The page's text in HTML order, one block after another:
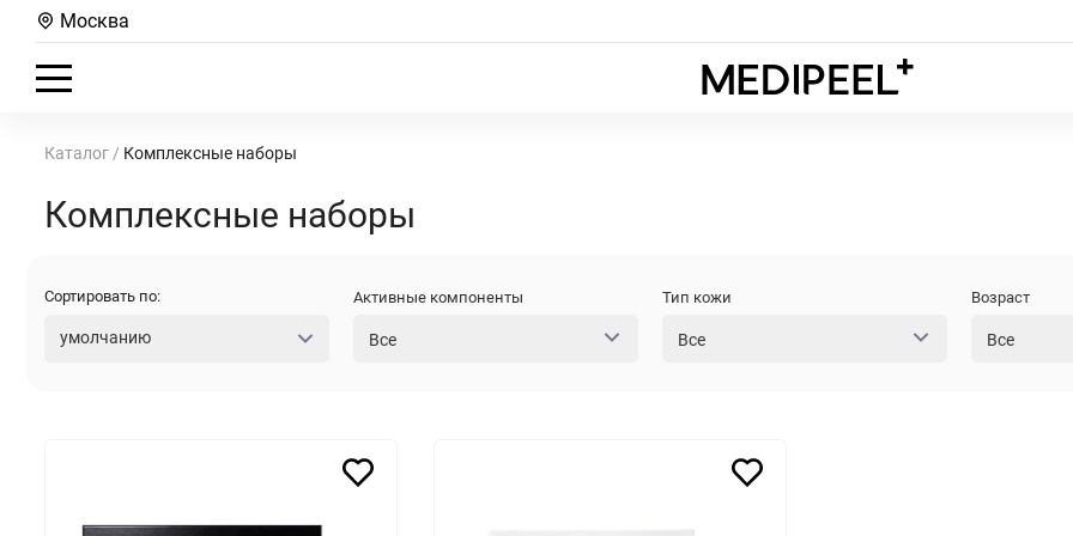
Москва
Medipeel
Каталог / Комплексные наборы
Комплексные наборы
Сортировать по:
умолчанию
Активные компоненты
Все
Тип кожи
Все
Возраст
Все